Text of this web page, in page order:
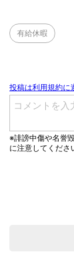
有給休暇